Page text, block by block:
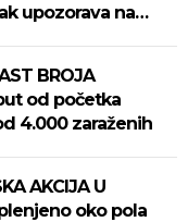
upozorava na
BROJA
od početka
4.000 zaraženih
AKCIJA U
oko pola